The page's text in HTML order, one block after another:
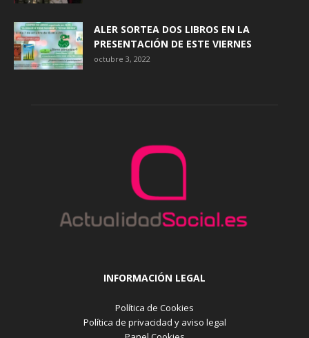
ALER SORTEA DOS LIBROS EN LA
PRESENTACIÓN DE ESTE VIERNES
octubre 3, 2022
INFORMACIÓN LEGAL
Política de Cookies
Política de privacidad y aviso legal